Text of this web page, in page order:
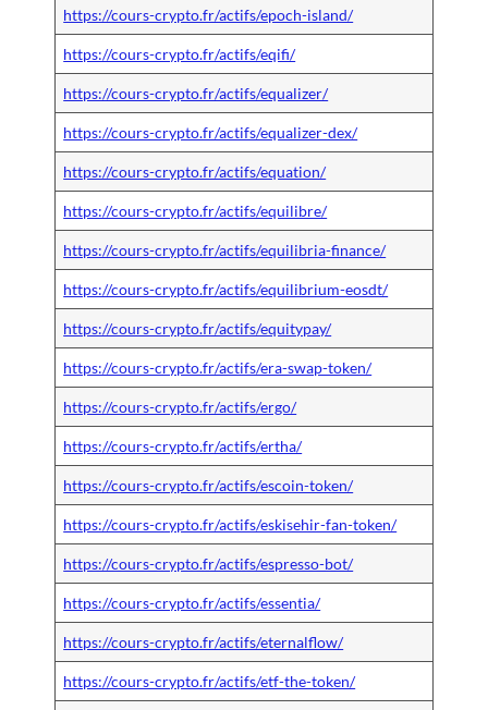
https://cours-crypto.fr/actifs/epoch-island/
https://cours-crypto.fr/actifs/eqifi/
https://cours-crypto.fr/actifs/equalizer/
https://cours-crypto.fr/actifs/equalizer-dex/
https://cours-crypto.fr/actifs/equation/
https://cours-crypto.fr/actifs/equilibre/
https://cours-crypto.fr/actifs/equilibria-finance/
https://cours-crypto.fr/actifs/equilibrium-eosdt/
https://cours-crypto.fr/actifs/equitypay/
https://cours-crypto.fr/actifs/era-swap-token/
https://cours-crypto.fr/actifs/ergo/
https://cours-crypto.fr/actifs/ertha/
https://cours-crypto.fr/actifs/escoin-token/
https://cours-crypto.fr/actifs/eskisehir-fan-token/
https://cours-crypto.fr/actifs/espresso-bot/
https://cours-crypto.fr/actifs/essentia/
https://cours-crypto.fr/actifs/eternalflow/
https://cours-crypto.fr/actifs/etf-the-token/